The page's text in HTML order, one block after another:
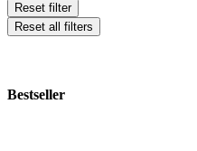
Reset filter
Reset all filters
Bestseller